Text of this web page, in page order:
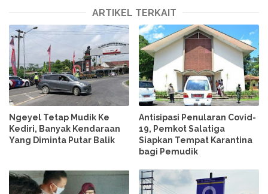
ARTIKEL TERKAIT
Ngeyel Tetap Mudik Ke
Kediri, Banyak Kendaraan
Yang Diminta Putar Balik
Antisipasi Penularan Covid-
19, Pemkot Salatiga
Siapkan Tempat Karantina
bagi Pemudik